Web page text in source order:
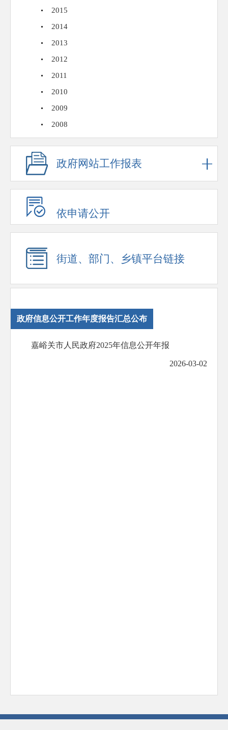
2015
2014
2013
2012
2011
2010
2009
2008
政府网站工作报表
依申请公开
街道、部门、乡镇平台链接
政府信息公开工作年度报告汇总公布
嘉峪关市人民政府2025年信息公开年报
2026-03-02